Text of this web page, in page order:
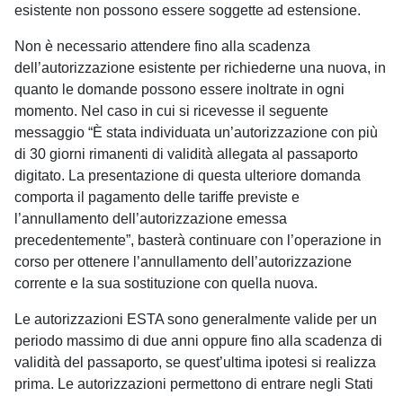
esistente non possono essere soggette ad estensione.
Non è necessario attendere fino alla scadenza
dell’autorizzazione esistente per richiederne una nuova, in
quanto le domande possono essere inoltrate in ogni
momento. Nel caso in cui si ricevesse il seguente
messaggio “È stata individuata un’autorizzazione con più
di 30 giorni rimanenti di validità allegata al passaporto
digitato. La presentazione di questa ulteriore domanda
comporta il pagamento delle tariffe previste e
l’annullamento dell’autorizzazione emessa
precedentemente”, basterà continuare con l’operazione in
corso per ottenere l’annullamento dell’autorizzazione
corrente e la sua sostituzione con quella nuova.
Le autorizzazioni ESTA sono generalmente valide per un
periodo massimo di due anni oppure fino alla scadenza di
validità del passaporto, se quest’ultima ipotesi si realizza
prima. Le autorizzazioni permettono di entrare negli Stati